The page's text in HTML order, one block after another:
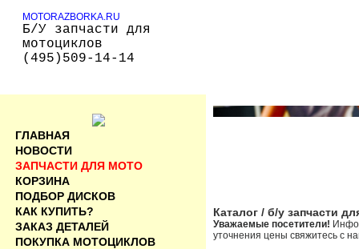
MOTORAZBORKA.RU
Б/У запчасти для
мотоциклов
(495)509-14-14
Каталог / б/у запчасти
Уважаемые посетители!
уточнения цены свяжитесь с
ГЛАВНАЯ
НОВОСТИ
ЗАПЧАСТИ ДЛЯ МОТО
КОРЗИНА
ПОДБОР ДИСКОВ
КАК КУПИТЬ?
ЗАКАЗ ДЕТАЛЕЙ
ПОКУПКА МОТОЦИКЛОВ